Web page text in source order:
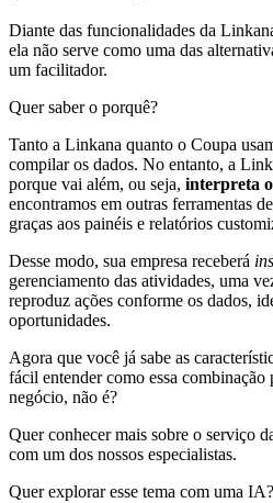
Diante das funcionalidades da
ela não serve como uma das
um facilitador.
Quer saber o porquê?
Tanto a Linkana quanto o Coupa
compilar os dados. No entanto, a
porque vai além, ou seja, interpreta
encontramos em outras ferramentas
graças aos painéis e relatórios
Desse modo, sua empresa receberá
gerenciamento das atividades, uma
reproduz ações conforme os dados,
oportunidades.
Agora que você já sabe as
fácil entender como essa combinação
negócio, não é?
Quer conhecer mais sobre o serviço
com um dos nossos especialistas.
Quer explorar esse tema com uma IA?